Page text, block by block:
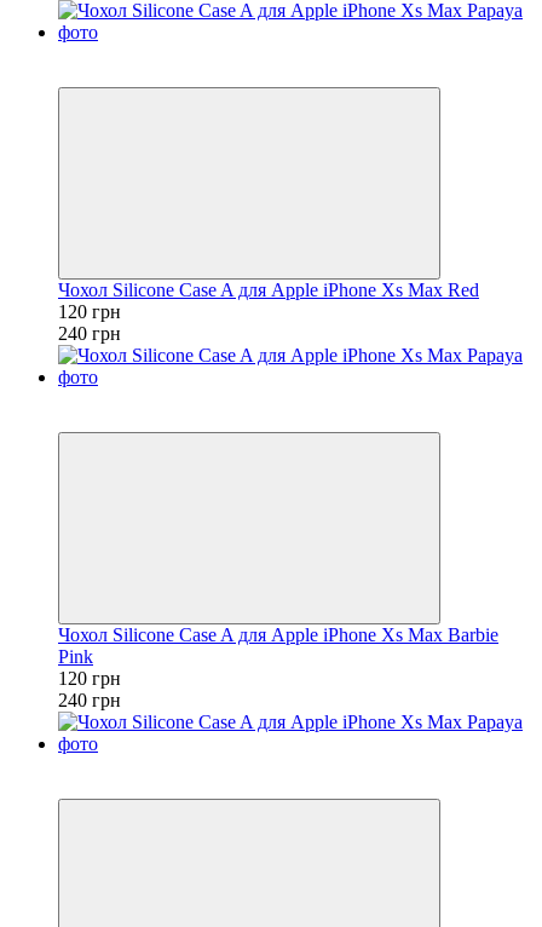
Чохол Silicone Case A для Apple iPhone Xs Max Red
120 грн
240 грн
Чохол Silicone Case A для Apple iPhone Xs Max Barbie
Pink
120 грн
240 грн